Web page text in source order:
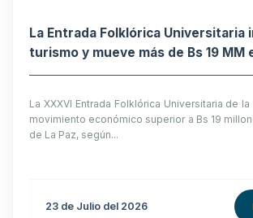
La Entrada Folklórica Universitaria
turismo y mueve más de Bs 19 MM
La XXXVI Entrada Folklórica Universitaria de
movimiento económico superior a Bs 19
de La Paz, según...
23 de Julio del 2026